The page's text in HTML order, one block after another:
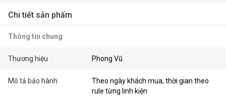
Chi tiết sản phẩm
Thông tin chung
Thương hiệu Phong Vũ
Mô tả bảo hành
Theo ngày khách mua, thời gian theo
rule từng linh kiện